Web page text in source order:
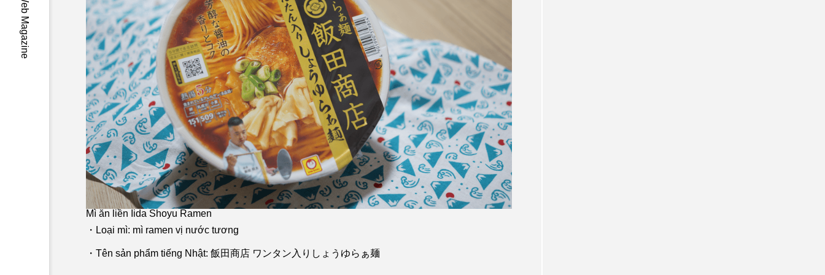
Mì ăn liền Iida Shoyu Ramen
・Loại mì: mì ramen vị nước tương
・Tên sản phẩm tiếng Nhật: 飯田商店 ワンタン入りしょうゆらぁ麺